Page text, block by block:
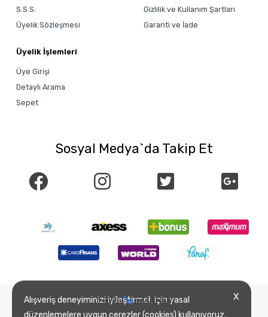
S.S.S.
Üyelik Sözleşmesi
Gizlilik ve Kullanım Şartları
Garanti ve İade
Üyelik İşlemleri
Üye Girişi
Detaylı Arama
Sepet
Sosyal Medya`da Takip Et
X
Alışveriş deneyiminizi iyileştirmek için yasal
düzenlemelere uygun çerezler (cookies) kullanıyoruz.